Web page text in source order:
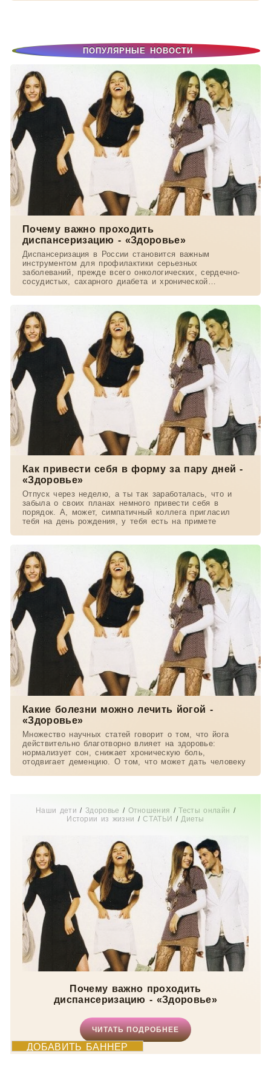
ПОПУЛЯРНЫЕ НОВОСТИ
Почему важно проходить
диспансеризацию - «Здоровье»
Диспансеризация в России становится важным
инструментом для профилактики серьезных
заболеваний, прежде всего онкологических, сердечно-
сосудистых, сахарного диабета и хронической
Как привести себя в форму за пару дней -
«Здоровье»
Отпуск через неделю, а ты так заработалась, что и
забыла о своих планах немного привести себя в
порядок. А, может, симпатичный коллега пригласил
тебя на день рождения, у тебя есть на примете
Какие болезни можно лечить йогой -
«Здоровье»
Множество научных статей говорит о том, что йога
действительно благотворно влияет на здоровье:
нормализует сон, снижает хроническую боль,
отодвигает деменцию. О том, что может дать человеку
Наши дети / Здоровье / Отношения /Тесты онлайн /
Истории из жизни /СТАТЬИ / Диеты
Почему важно проходить
диспансеризацию - «Здоровье»
ЧИТАТЬ ПОДРОБНЕЕ
ДОБАВИТЬ БАННЕР